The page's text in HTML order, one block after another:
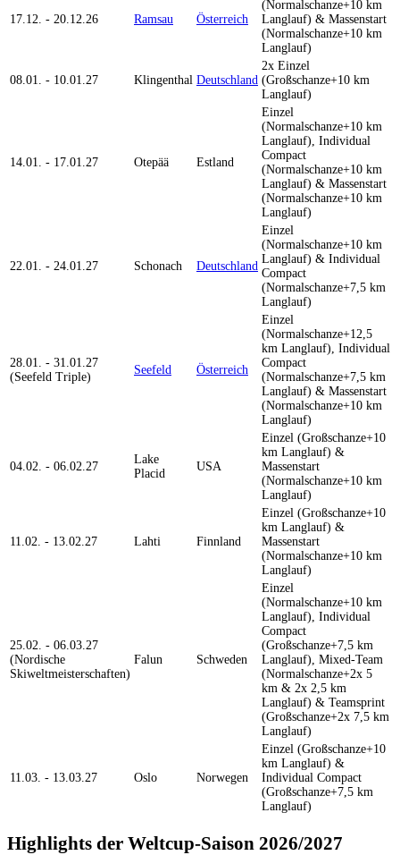
17.12. - 20.12.26 Ramsau Österreich
(Normalschanze+10 km
Langlauf) & Massenstart
(Normalschanze+10 km
Langlauf)
08.01. - 10.01.27 Klingenthal Deutschland
2x Einzel
(Großschanze+10 km
Langlauf)
14.01. - 17.01.27 Otepää Estland
Einzel
(Normalschanze+10 km
Langlauf), Individual
Compact
(Normalschanze+10 km
Langlauf) & Massenstart
(Normalschanze+10 km
Langlauf)
22.01. - 24.01.27 Schonach Deutschland
Einzel
(Normalschanze+10 km
Langlauf) & Individual
Compact
(Normalschanze+7,5 km
Langlauf)
28.01. - 31.01.27
(Seefeld Triple)
Seefeld Österreich
Einzel
(Normalschanze+12,5
km Langlauf), Individual
Compact
(Normalschanze+7,5 km
Langlauf) & Massenstart
(Normalschanze+10 km
Langlauf)
04.02. - 06.02.27
Lake
Placid
USA
Einzel (Großschanze+10
km Langlauf) &
Massenstart
(Normalschanze+10 km
Langlauf)
11.02. - 13.02.27 Lahti Finnland
Einzel (Großschanze+10
km Langlauf) &
Massenstart
(Normalschanze+10 km
Langlauf)
25.02. - 06.03.27
(Nordische
Skiweltmeisterschaften)
Falun Schweden
Einzel
(Normalschanze+10 km
Langlauf), Individual
Compact
(Großschanze+7,5 km
Langlauf), Mixed-Team
(Normalschanze+2x 5
km & 2x 2,5 km
Langlauf) & Teamsprint
(Großschanze+2x 7,5 km
Langlauf)
11.03. - 13.03.27 Oslo Norwegen
Einzel (Großschanze+10
km Langlauf) &
Individual Compact
(Großschanze+7,5 km
Langlauf)
Highlights der Weltcup-Saison 2026/2027